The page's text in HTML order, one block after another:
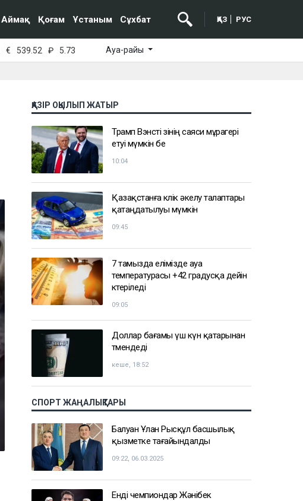
Аймақ Қоғам Ұстаным Сұхбат ҚАЗ РУС
€ 539.52 ₽ 5.73 Ауа-райы
ҚАЗІР ОҚЫЛЫП ЖАТЫР
Трамп Вэнсті өзінің саяси мұрагері
етуі мүмкін бе
10:04
Қазақстанға көлік әкелу талаптары
қатаңдатылуы мүмкін
09:45
7 тамызда елімізде ауа
температурасы +42 градусқа дейін
көтеріледі
09:05
Доллар бағамы үш күн қатарынан
төмендеді
кеше, 18:52
СПОРТ ЖАҢАЛЫҚТАРЫ
Балуан Ұлан Рысқұл басшылық
қызметке тағайындалды
09:22, 06.03.2025
Енді чемпиондар Жәнібек